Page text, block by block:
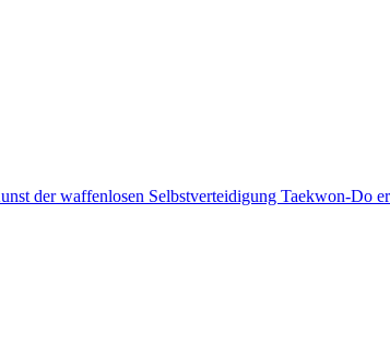
der waffenlosen Selbstverteidigung Taekwon-Do